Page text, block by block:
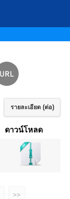
รายละเอียด (ต่อ)
ดาวน์โหลด
>>